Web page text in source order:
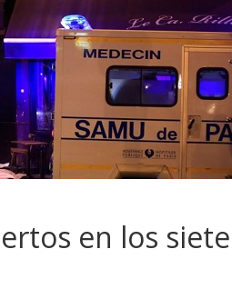
en los